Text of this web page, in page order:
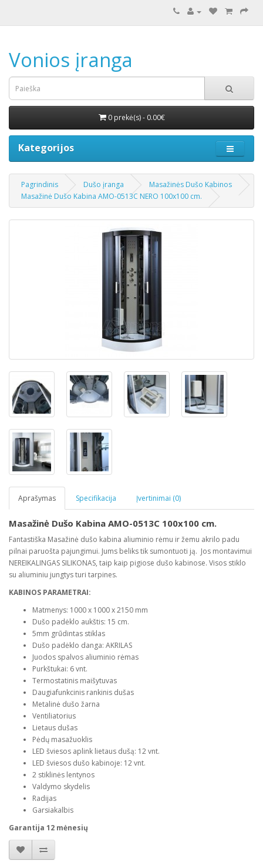
Vonios įranga
0 prekė(s) - 0.00€
Kategorijos
Pagrindinis Dušo įranga
Masažinės Dušo Kabinos
Masažinė Dušo Kabina AMO-0513C NERO 100x100 cm.
Aprašymas Specifikacija Įvertinimai (0)
Masažinė Dušo Kabina AMO-0513C 100x100 cm.
Fantastiška Masažinė dušo kabina aliuminio rėmu ir žemu akrilo padu
pilnai paruošta pajungimui. Jums beliks tik sumontuoti ją. Jos montavimui
NEREIKALINGAS SILIKONAS, taip kaip pigiose dušo kabinose. Visos stiklo
su aliuminiu jungtys turi tarpines.
KABINOS PARAMETRAI:
Matmenys: 1000 x 1000 x 2150 mm
Dušo padėklo aukštis: 15 cm.
5mm grūdintas stiklas
Dušo padėklo danga: AKRILAS
Juodos spalvos aliuminio rėmas
Purkštukai: 6 vnt.
Termostatinis maišytuvas
Daugiafunkcinis rankinis dušas
Metalinė dušo žarna
Ventiliatorius
Lietaus dušas
Pėdų masažuoklis
LED šviesos aplink lietaus dušą: 12 vnt.
LED šviesos dušo kabinoje: 12 vnt.
2 stiklinės lentynos
Valdymo skydelis
Radijas
Garsiakalbis
Garantija 12 mėnesių